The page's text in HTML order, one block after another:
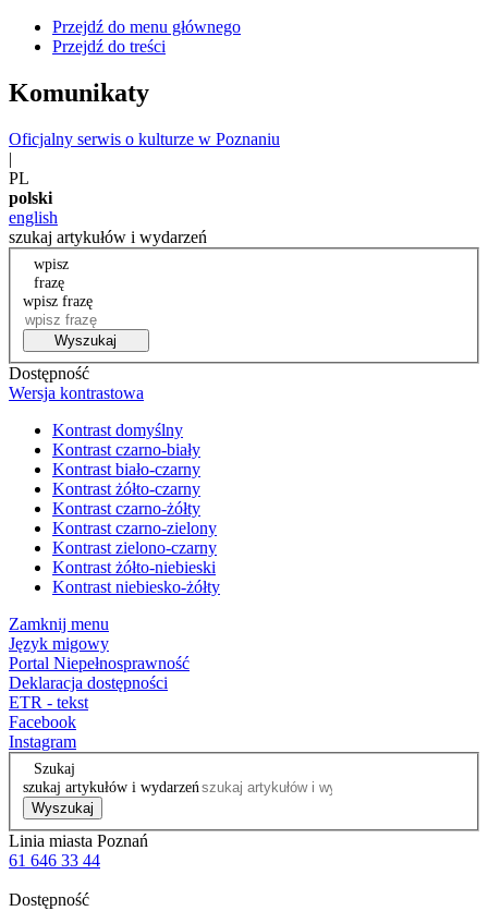
Przejdź do menu głównego
Przejdź do treści
Komunikaty
Oficjalny serwis o kulturze w Poznaniu
|
PL
polski
english
szukaj artykułów i wydarzeń
wpisz
frazę
wpisz frazę
Wyszukaj
Dostępność
Wersja kontrastowa
Kontrast domyślny
Kontrast czarno-biały
Kontrast biało-czarny
Kontrast żółto-czarny
Kontrast czarno-żółty
Kontrast czarno-zielony
Kontrast zielono-czarny
Kontrast żółto-niebieski
Kontrast niebiesko-żółty
Zamknij menu
Język migowy
Portal Niepełnosprawność
Deklaracja dostępności
ETR - tekst
Facebook
Instagram
Szukaj
szukaj artykułów i wydarzeń
Wyszukaj
Linia miasta Poznań
61 646 33 44
Dostępność